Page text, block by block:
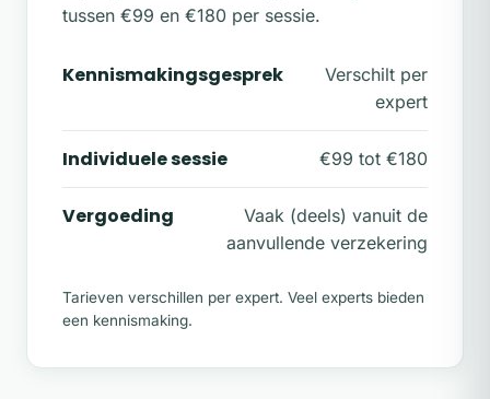
tussen €99 en €180 per sessie.
Kennismakingsgesprek
Verschilt per
expert
Individuele sessie €99 tot €180
Vergoeding
Vaak (deels) vanuit de
aanvullende verzekering
Tarieven verschillen per expert. Veel experts bieden
een kennismaking.